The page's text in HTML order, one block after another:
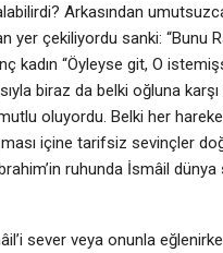
Arkasından umutsuzca
yer çekiliyordu sanki: “Bunu
kadın “Öyleyse git, O
biraz da belki oğluna
oluyordu. Belki her
içine tarifsiz sevinçler
ruhunda İsmâil dünya
sever veya onunla